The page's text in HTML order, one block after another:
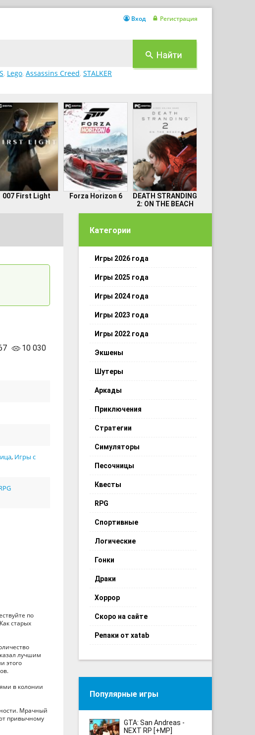
, Lego, Assassins Creed, STALKER
Вход Регистрация
007 First Light Forza Horizon 6
DEATH STRANDING
2: ON THE BEACH
10 030
, Игры с
по
старых
лучшим
этого
в колонии
Мрачный
привычному
Категории
Игры 2026 года
Игры 2025 года
Игры 2024 года
Игры 2023 года
Игры 2022 года
Экшены
Шутеры
Аркады
Приключения
Стратегии
Симуляторы
Песочницы
Квесты
RPG
Спортивные
Логические
Гонки
Драки
Хоррор
Скоро на сайте
Репаки от xatab
Популярные игры
GTA: San Andreas -
NEXT RP [+MP]